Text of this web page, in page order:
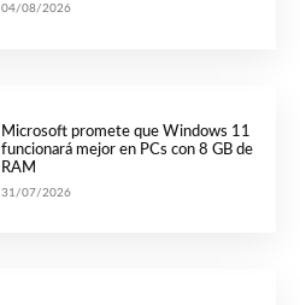
04/08/2026
Microsoft promete que Windows 11
funcionará mejor en PCs con 8 GB de
RAM
31/07/2026